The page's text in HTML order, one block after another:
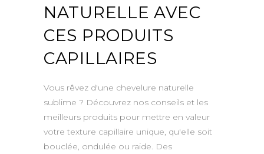
NATURELLE AVEC
CES PRODUITS
CAPILLAIRES
Vous rêvez d'une chevelure naturelle
sublime ? Découvrez nos conseils et les
meilleurs produits pour mettre en valeur
votre texture capillaire unique, qu'elle soit
bouclée, ondulée ou raide. Des